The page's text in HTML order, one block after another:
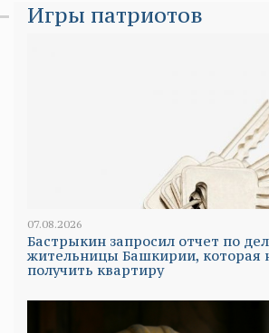
Игры патриотов
07.08.2026
Бастрыкин запросил отчет по
жительницы Башкирии, которая
получить квартиру